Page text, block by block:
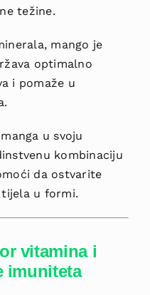
težine.
mango je
optimalno
i pomaže u
u svoju
kombinaciju
da ostvarite
tijela u formi.
vitamina i
imuniteta